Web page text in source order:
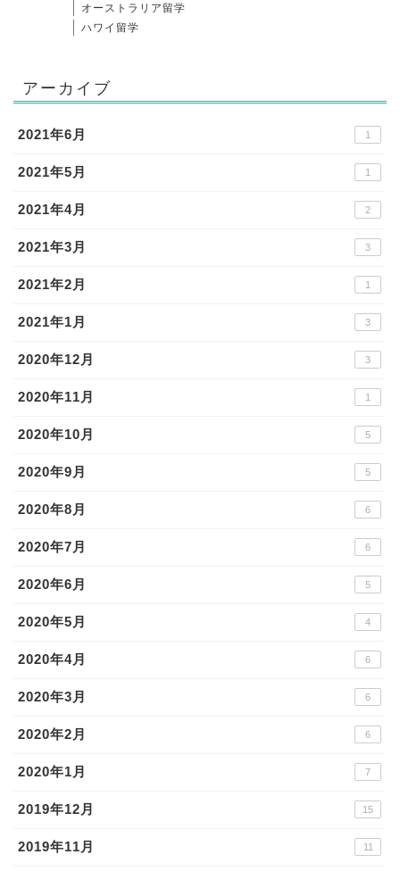
オーストラリア留学
ハワイ留学
アーカイブ
2021年6月 1
2021年5月 1
2021年4月 2
2021年3月 3
2021年2月 1
2021年1月 3
2020年12月 3
2020年11月 1
2020年10月 5
2020年9月 5
2020年8月 6
2020年7月 6
2020年6月 5
2020年5月 4
2020年4月 6
2020年3月 6
2020年2月 6
2020年1月 7
2019年12月 15
2019年11月 11